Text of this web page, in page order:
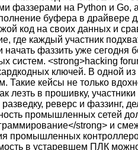
фаззерами на Python и Go,
буфера в драйвере
код на своих данных и
где каждый участник
начать фаззить уже
систем. <strong>hacking
ключей. В одной
кейсы не только
лезть в прошивку,
реверс и фаззинг,
промышленных сетей
strong> и
промышленных
в устаревшем ПЛК